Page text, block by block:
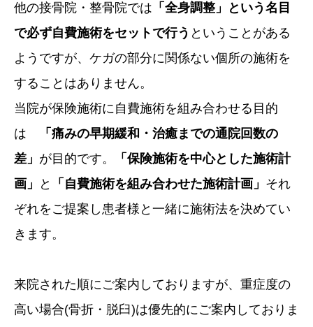
他の接骨院・整骨院では 「全身調整」という名目
で必ず自費施術をセットで行う ということがある
ようですが、ケガの部分に関係ない個所の施術を
することはありません。
当院が保険施術に自費施術を組み合わせる目的
は
「痛みの早期緩和・治癒までの通院回数の
差」 が目的です。
「保険施術を中心とした施術計
画」
と 「自費施術を組み合わせた施術計画」 それ
ぞれをご提案し患者様と一緒に施術法を決めてい
きます。
来院された順にご案内しておりますが、重症度の
高い場合(骨折・脱臼)は優先的にご案内しておりま